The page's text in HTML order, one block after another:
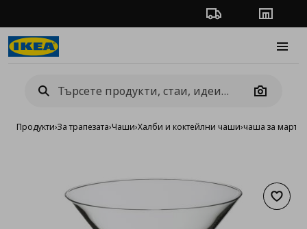
Проследяване на
Camera
Продукти›За трапезата›Чаши›Халби и коктейлни чаши›чаша за